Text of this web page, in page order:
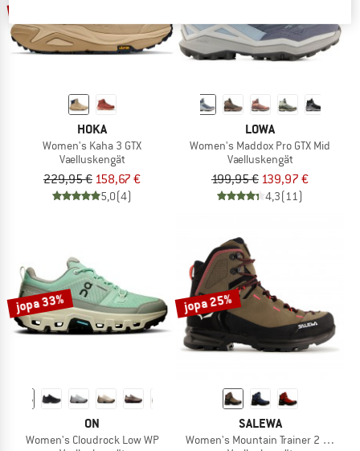
HOKA
Women's Kaha 3 GTX
Vaelluskengät
229,95 € 158,67 €
5,0(4)
LOWA
Women's Maddox Pro GTX Mid
Vaelluskengät
199,95 € 139,97 €
4,3(11)
jopa 33%
ON
Women's Cloudrock Low WP
jopa 25%
SALEWA
Women's Mountain Trainer 2 Mid GTX